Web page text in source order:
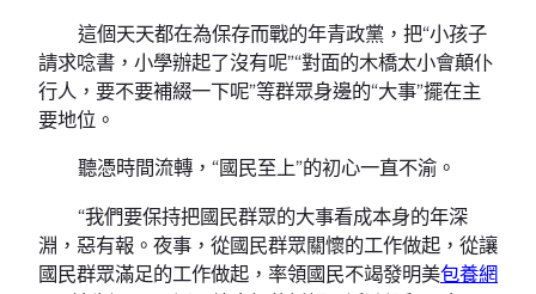
這個天天都在為保存而戰的年青政黨，把“小孩子
請求唸書，小學辦起了沒有呢”“對面的木橋太小會顛仆
行人，要不要補綴一下呢”等群眾身邊的“大事”擺在主
要地位。
聽憑時間流轉，“國民至上”的初心一直不渝。
“我們要保持把國民群眾的大事看成本身的年深
淵，惡有報。夜事，從國民群眾關懷的工作做起，從讓
國民群眾滿足的工作做起，率領國民不竭發明美包養網